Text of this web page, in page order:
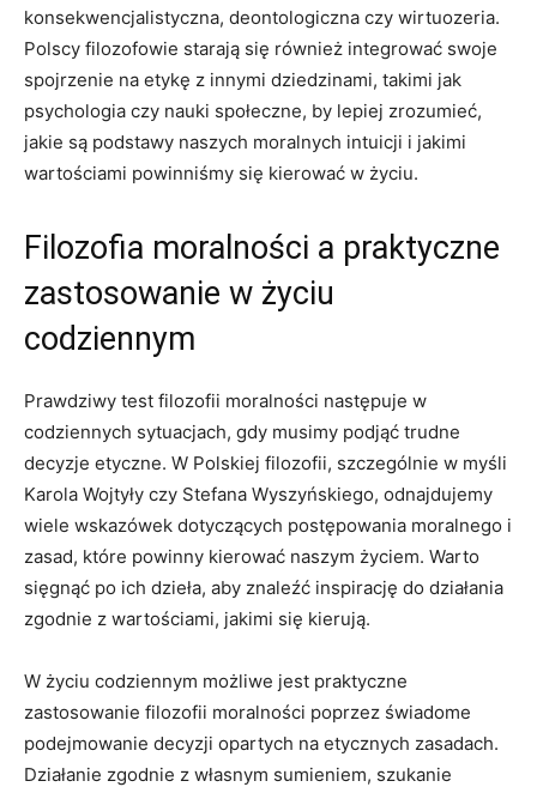
konsekwencjalistyczna, deontologiczna czy wirtuozeria.
Polscy filozofowie starają się również integrować⁤ swoje
spojrzenie na etykę z innymi ⁤dziedzinami, takimi jak
psychologia czy nauki społeczne, by lepiej ‌zrozumieć,
jakie są podstawy naszych moralnych intuicji i jakimi
wartościami powinniśmy się kierować w życiu.
Filozofia moralności a praktyczne
zastosowanie w życiu
codziennym
Prawdziwy​ test filozofii moralności następuje‍ w
codziennych sytuacjach, gdy musimy podjąć trudne
decyzje etyczne. ⁢W Polskiej ⁣filozofii, szczególnie w myśli
Karola Wojtyły czy Stefana Wyszyńskiego, ⁣odnajdujemy
wiele wskazówek dotyczących postępowania⁢ moralnego i
zasad, które powinny kierować naszym życiem. Warto
sięgnąć po ich‍ dzieła, aby znaleźć inspirację do działania
zgodnie z wartościami, jakimi się kierują.
W życiu ​codziennym możliwe⁣ jest ⁢praktyczne
zastosowanie filozofii moralności poprzez świadome
podejmowanie ⁢decyzji opartych na⁤ etycznych zasadach.
⁣Działanie zgodnie z własnym sumieniem, szukanie